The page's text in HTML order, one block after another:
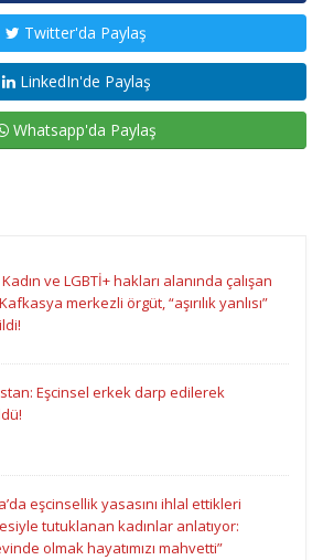
Twitter'da Paylaş
LinkedIn'de Paylaş
Whatsapp'da Paylaş
ve LGBTİ+ hakları alanında çalışan
merkezli örgüt, “aşırılık yanlısı”
Eşcinsel erkek darp edilerek
eşcinsellik yasasını ihlal ettikleri
tutuklanan kadınlar anlatıyor:
olmak hayatımızı mahvetti”